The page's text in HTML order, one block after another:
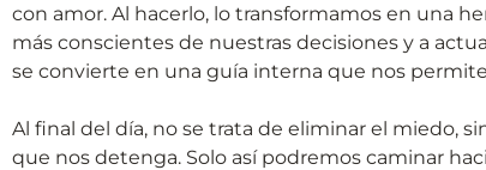
con amor. Al hacerlo, lo transformamos en una
más conscientes de nuestras decisiones y a
se convierte en una guía interna que nos
Al final del día, no se trata de eliminar el miedo,
que nos detenga. Solo así podremos caminar